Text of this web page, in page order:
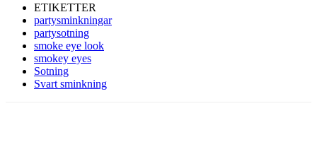
ETIKETTER
partysminkningar
partysotning
smoke eye look
smokey eyes
Sotning
Svart sminkning